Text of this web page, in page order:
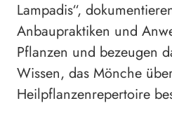
Lampadis“,
Anbaupraktiken und
Pflanzen und bezeugen
Wissen, das Mönche
Heilpflanzenrepertoire